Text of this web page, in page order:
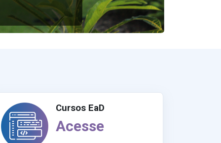
Cursos EaD
Acesse